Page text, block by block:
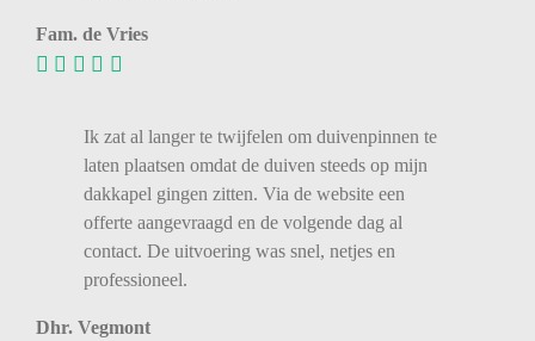
Fam. de Vries
Ik zat al langer te twijfelen om duivenpinnen te
laten plaatsen omdat de duiven steeds op mijn
dakkapel gingen zitten. Via de website een
offerte aangevraagd en de volgende dag al
contact. De uitvoering was snel, netjes en
professioneel.
Dhr. Vegmont